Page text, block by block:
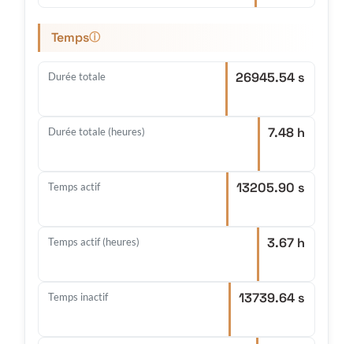
Tempsⓘ
Durée totale 26945.54 s
Durée totale (heures) 7.48 h
Temps actif 13205.90 s
Temps actif (heures) 3.67 h
Temps inactif 13739.64 s